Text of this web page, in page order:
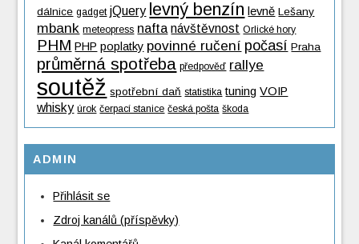
dálnice gadget jQuery levný benzín levně Lešany
mbank meteopress nafta návštěvnost Orlické hory
PHM PHP poplatky povinné ručení počasí Praha
průměrná spotřeba předpověď rallye
soutěž spotřební daň statistika tuning VOIP
whisky úrok čerpací stanice česká pošta škoda
ADMIN
Přihlásit se
Zdroj kanálů (příspěvky)